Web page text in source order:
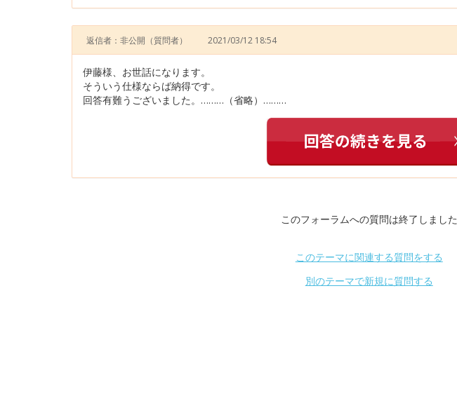
返信者：非公開 （質問者） 2021/03/12 18:54
伊藤様、お世話になります。
そういう仕様ならば納得です。
回答有難うございました。………（省略）………
このフォーラムへの質問は終了しました
このテーマに関連する質問をする
別のテーマで新規に質問する